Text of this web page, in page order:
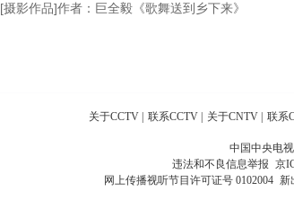
[摄影作品]作者：巨全毅《歌舞送到乡下来》
关于CCTV 联系CCTV 关于CNTV 联系
中国中央电
违法和不良信息举报 京
网上传播视听节目许可证号 0102004 新